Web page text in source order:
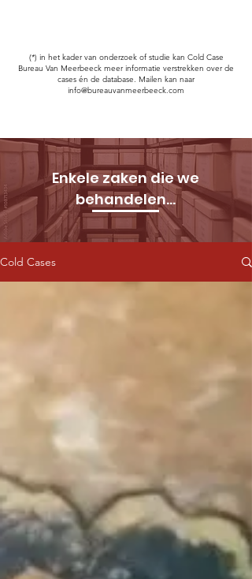
(*) in het kader van onderzoek of studie kan Cold Case
Bureau Van Meerbeeck meer informatie verstrekken over de
cases én de database. Mailen kan naar
info@bureauvanmeerbeeck.com
Enkele zaken die we
behandelen...
Cold Cases